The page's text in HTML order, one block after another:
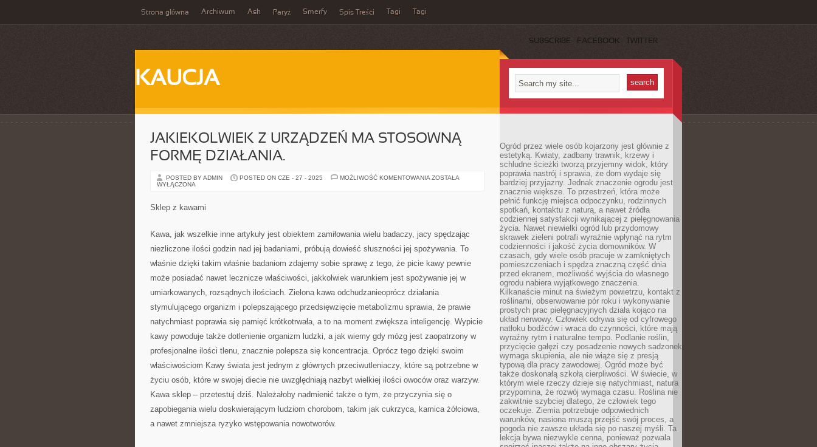
Strona główna Archiwum Ash Paryż Smerfy Spis Treści Tagi Tagi
SUBSCRIBE FACEBOOK TWITTER
KAUCJA
JAKIEKOLWIEK Z URZĄDZEŃ MA STOSOWNĄ
FORMĘ DZIAŁANIA.
POSTED BY ADMIN POSTED ON CZE - 27 - 2025 MOŻLIWOŚĆ KOMENTOWANIA JAKIEKOLWIEK
ZOSTAŁA
WYŁĄCZONA
Sklep z kawami
Kawa, jak wszelkie inne artykuły jest obiektem zamiłowania wielu badaczy, jacy spędzając
niezliczone ilości godzin nad jej badaniami, próbują dowieść słuszności jej spożywania. To
właśnie dzięki takim właśnie badaniom zdajemy sobie sprawę z tego, że picie kawy pewnie
może posiadać nawet lecznicze właściwości, jakkolwiek warunkiem jest spożywanie jej w
umiarkowanych, rozsądnych ilościach. Zielona kawa odchudzanieoprócz działania
stymulującego organizm i polepszającego przedsięwzięcie metabolizmu sprawia, że prawie
natychmiast poprawia się pamięć krótkotrwała, a to na moment zwiększa inteligencję. Wypicie
kawy powoduje także dotlenienie organizm ludzki, a jak wiemy gdy mózg jest zaopatrzony w
profesjonalne ilości tlenu, znacznie polepsza się koncentracja. Oprócz tego dzięki swoim
właściwościom Kawy świata jest jednym z głównych przeciwutleniaczy, które są potrzebne w
życiu osób, które w swojej diecie nie uwzględniają nazbyt wielkiej ilości owoców oraz warzyw.
Kawa sklep – przetestuj dziś. Należałoby nadmienić także o tym, że przyczynia się o
zapobiegania wielu doskwierającym ludziom chorobom, takim jak cukrzyca, kamica żółciowa,
a nawet zmniejsza ryzyko wstępowania nowotworów.
Ogród przez wiele osób kojarzony jest głównie z
estetyką. Kwiaty, zadbany trawnik, krzewy i
schludne ścieżki tworzą przyjemny widok, który
poprawia nastrój i sprawia, że dom wydaje się
bardziej przyjazny. Jednak znaczenie ogrodu jest
znacznie większe. To przestrzeń, która może
pełnić funkcję miejsca odpoczynku, rodzinnych
spotkań, kontaktu z naturą, a nawet źródła
codziennej satysfakcji wynikającej z pielęgnowania
życia. Nawet niewielki ogród lub przydomowy
skrawek zieleni potrafi wyraźnie wpłynąć na rytm
codzienności i jakość życia domowników. W
czasach, gdy wiele osób pracuje w zamkniętych
pomieszczeniach i spędza znaczną część dnia
przed ekranem, możliwość wyjścia do własnego
ogrodu nabiera wyjątkowego znaczenia.
Kilkanaście minut na świeżym powietrzu, kontakt z
roślinami, obserwowanie pór roku i wykonywanie
prostych prac pielęgnacyjnych działa kojąco na
układ nerwowy. Człowiek odrywa się od cyfrowego
natłoku bodźców i wraca do czynności, które mają
wyraźny rytm i naturalne tempo. Podlanie roślin,
przycięcie gałęzi czy posadzenie nowych sadzonek
wymaga skupienia, ale nie wiąże się z presją
typową dla pracy zawodowej. Ogród może być
także doskonałą szkołą cierpliwości. W świecie, w
którym wiele rzeczy dzieje się natychmiast, natura
przypomina, że rozwój wymaga czasu. Roślina nie
zakwitnie szybciej dlatego, że człowiek tego
oczekuje. Ziemia potrzebuje odpowiednich
warunków, nasiona muszą przejść swój proces, a
pogoda nie zawsze układa się po naszej myśli. Ta
lekcja bywa niezwykle cenna, ponieważ pozwala